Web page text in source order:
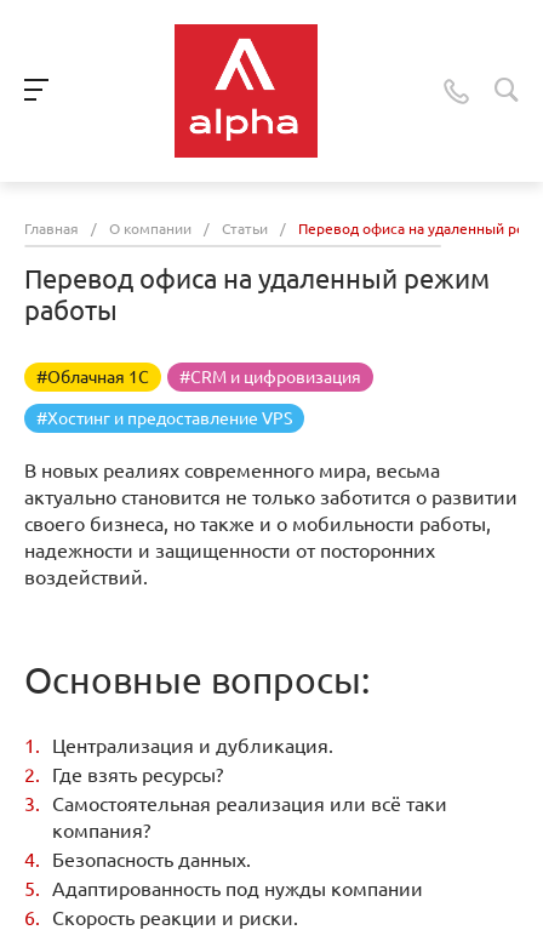
Главная / О компании / Статьи / Перевод офиса на удаленный
Перевод офиса на удаленный режим
работы
#Облачная 1С #CRM и цифровизация
#Хостинг и предоставление VPS
В новых реалиях современного мира, весьма
актуально становится не только заботится о развитии
своего бизнеса, но также и о мобильности работы,
надежности и защищенности от посторонних
воздействий.
Основные вопросы:
Централизация и дубликация.
Где взять ресурсы?
Самостоятельная реализация или всё таки
компания?
Безопасность данных.
Адаптированность под нужды компании
Скорость реакции и риски.